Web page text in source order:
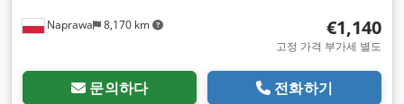
Naprawa 8,170 km €1,140
고정 가격 부가세 별도
문의하다 전화하기